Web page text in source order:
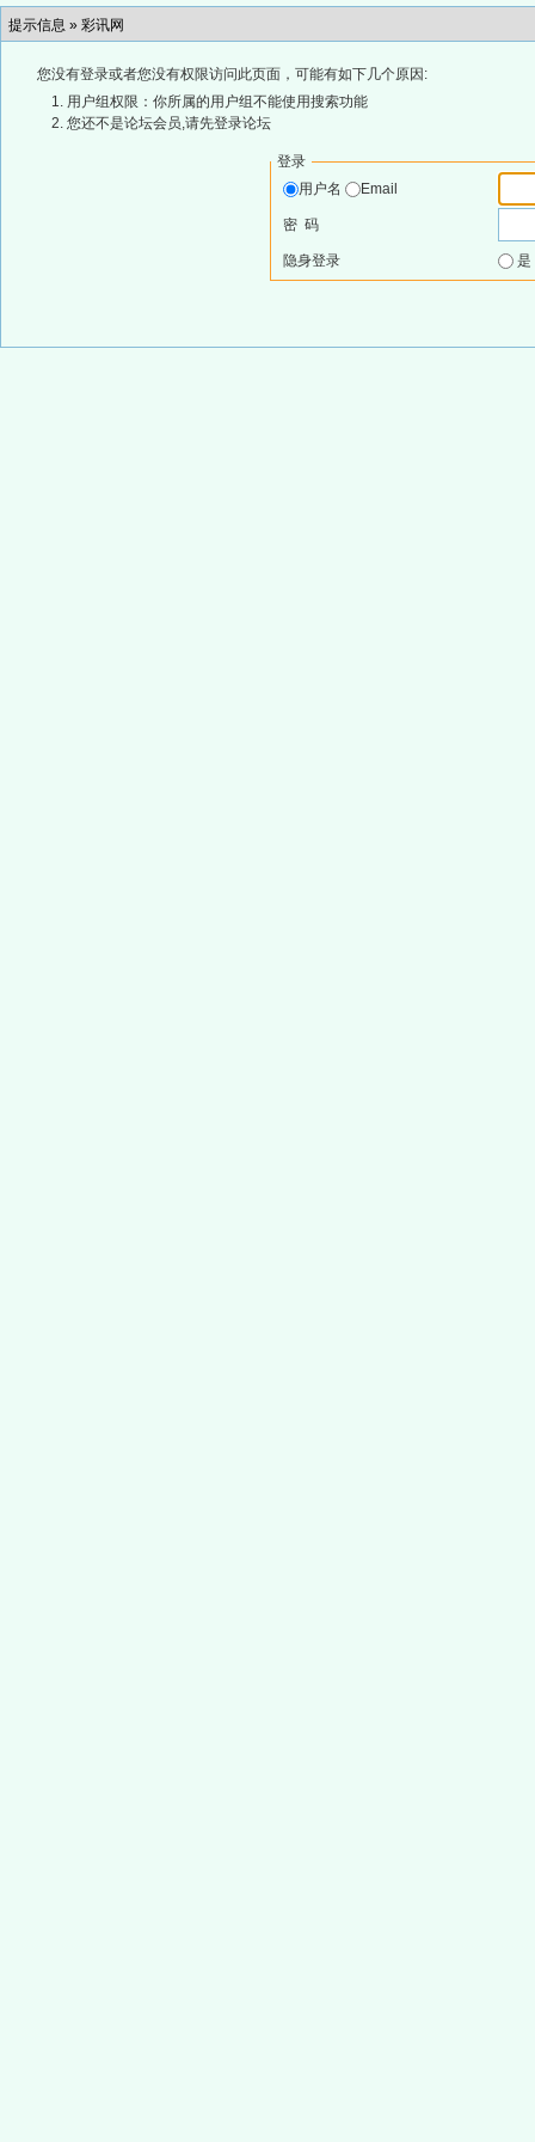
提示信息 » 彩讯网
您没有登录或者您没有权限访问此页面，可能有如下几个原因:
用户组权限：你所属的用户组不能使用搜索功能
您还不是论坛会员,请先登录论坛
登录
用户名
Email
密 码
隐身登录